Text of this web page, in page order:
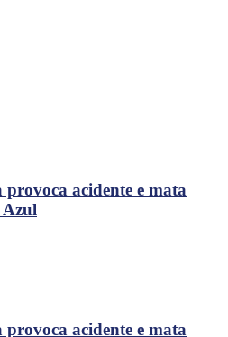
acidente e mata
Azul
acidente e mata